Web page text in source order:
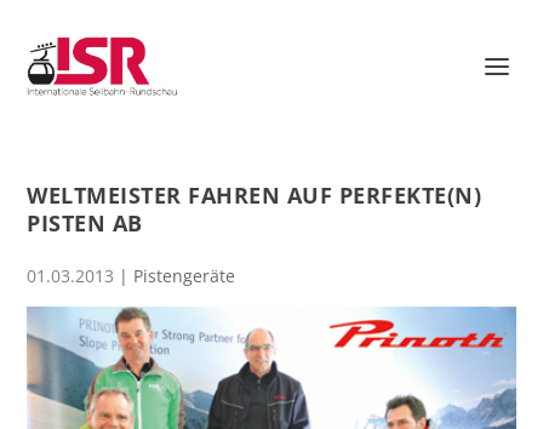
WELTMEISTER FAHREN AUF PERFEKTE(N)
PISTEN AB
01.03.2013 | Pistengeräte